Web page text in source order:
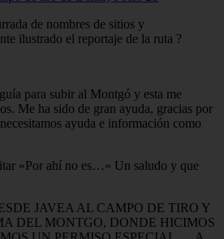
de nombres de sitios y
ilustrado el reportaje de la ruta ?
para subir al Montgó y esta me
Me ha sido de gran ayuda, gracias por
ayuda e información como
«Por ahí no es…» Un saludo y que
JAVEA AL CAMPO DE TIRO Y
DEL MONTGO, DONDE HICIMOS